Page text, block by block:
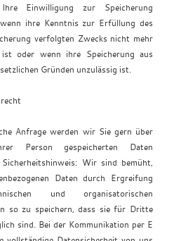
Einwilligung zur Speicherung
ihre Kenntnis zur Erfüllung des
verfolgten Zwecks nicht mehr
oder wenn ihre Speicherung aus
Gründen unzulässig ist.
Anfrage werden wir Sie gern über
Person gespeicherten Daten
Wir sind bemüht,
Daten durch Ergreifung
und organisatorischen
so zu speichern, dass sie für Dritte
sind. Bei der Kommunikation per E